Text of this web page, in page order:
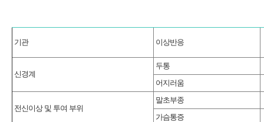
기관 이상반응
신경계
두통
어지러움
전신이상 및 투여 부위
말초부종
가슴통증